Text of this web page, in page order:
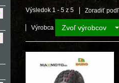
Výsledok 1 - 5 z 5 Zoradiť
Výrobca Zvoľ výrobcov